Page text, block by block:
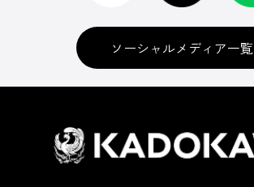
ソーシャルメディア一覧